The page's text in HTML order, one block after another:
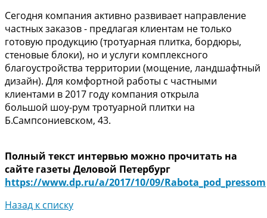
Сегодня компания активно развивает направление
частных заказов - предлагая клиентам не только
готовую продукцию (тротуарная плитка, бордюры,
стеновые блоки), но и услуги комплексного
благоустройства территории (мощение, ландшафтный
дизайн). Для комфортной работы с частными
клиентами в 2017 году компания открыла
большой шоу-рум тротуарной плитки на
Б.Сампсониевском, 43.
Полный текст интервью можно прочитать на
сайте газеты Деловой Петербург
https://www.dp.ru/a/2017/10/09/Rabota_pod_pressom
Назад к списку